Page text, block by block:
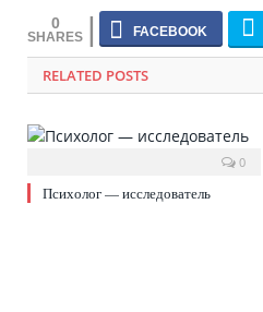
0
RELATED POSTS
0
Психолог — исследователь